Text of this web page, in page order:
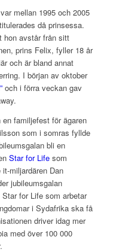
mellan 1995 och 2005
då prinsessa.
hon avstår från sitt
prins Felix, fyller 18 år
och är bland annat
I början av oktober
och i förra veckan gav
familjefest för ägaren
som i somras fyllde
bli en
Star for Lifesom
miljardären Dan
jubileumsgalan
for Life som arbetar
i Sydafrika ska få
driver idag mer
med över 100 000